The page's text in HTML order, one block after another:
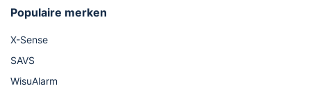
Populaire merken
X-Sense
SAVS
WisuAlarm